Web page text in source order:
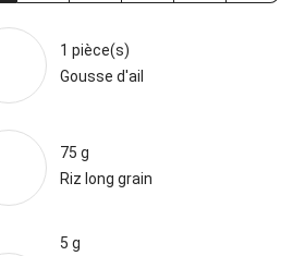
1 pièce(s)
Gousse d'ail
75 g
Riz long grain
5 g